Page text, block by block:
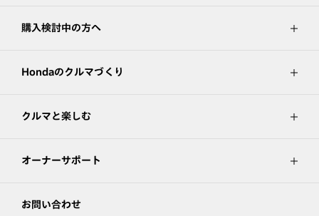
購入検討中の方へ
Hondaのクルマづくり
クルマと楽しむ
オーナーサポート
お問い合わせ